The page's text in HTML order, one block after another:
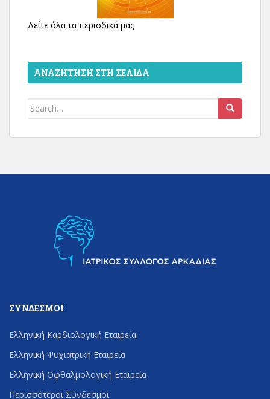
Δείτε όλα τα περιοδικά μας
ΑΝΑΖΉΤΗΣΗ ΣΤΗ ΣΕΛΊΔΑ
Search
ΣΎΝΔΕΣΜΟΙ
Ελληνική Καρδιολογική Εταιρεία
Ελληνική Ψυχιατρική Εταιρεία
Ελληνική Οφθαλμολογική Εταιρεία
Περισσότεροι Σύνδεσμοι